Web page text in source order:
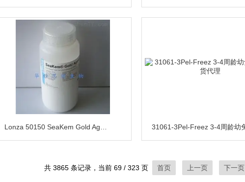
共 3865 条记录，当前 69 / 323 页 首页 上一页 下一页